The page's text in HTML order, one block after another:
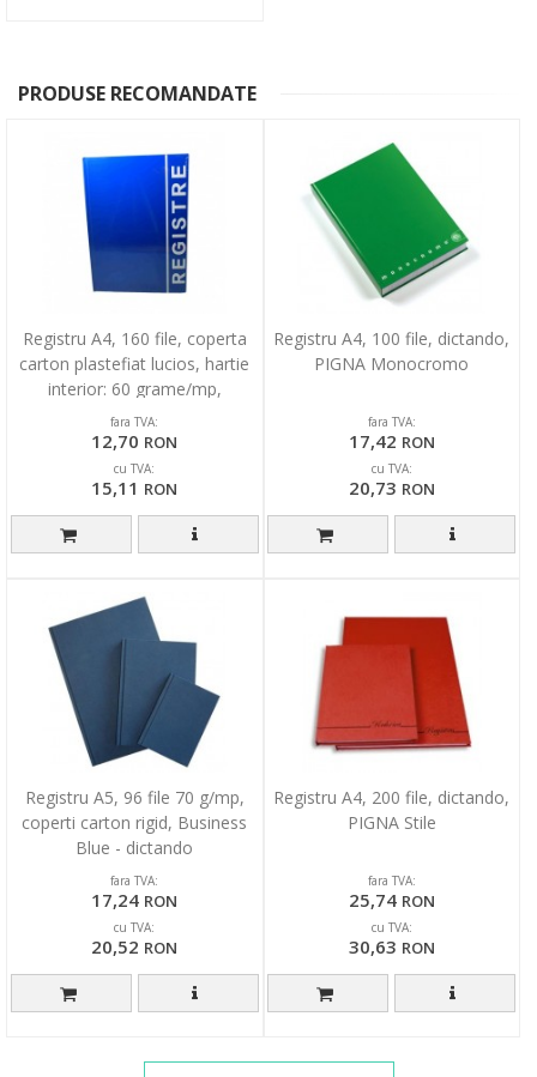
PRODUSE RECOMANDATE
Registru A4, 160 file, coperta
carton plastefiat lucios, hartie
interior: 60 grame/mp,
dictando...
fara TVA:
12,70 RON
cu TVA:
15,11 RON
Registru A4, 100 file, dictando,
PIGNA Monocromo
fara TVA:
17,42 RON
cu TVA:
20,73 RON
Registru A5, 96 file 70 g/mp,
coperti carton rigid, Business
Blue - dictando
fara TVA:
17,24 RON
cu TVA:
20,52 RON
Registru A4, 200 file, dictando,
PIGNA Stile
fara TVA:
25,74 RON
cu TVA:
30,63 RON